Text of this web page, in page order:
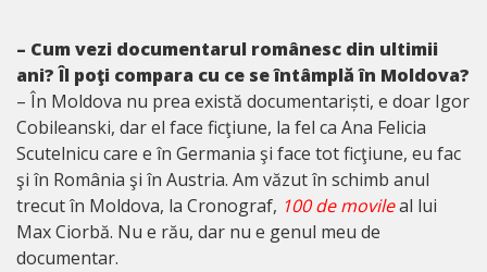
– Cum vezi documentarul românesc din ultimii
ani? Îl poţi compara cu ce se întâmplă în Moldova?
– În Moldova nu prea există documentariști, e doar Igor
Cobileanski, dar el face ficţiune, la fel ca Ana Felicia
Scutelnicu care e în Germania şi face tot ficţiune, eu fac
şi în România şi în Austria. Am văzut în schimb anul
trecut în Moldova, la Cronograf, 100 de movileal lui
Max Ciorbă. Nu e rău, dar nu e genul meu de
documentar.